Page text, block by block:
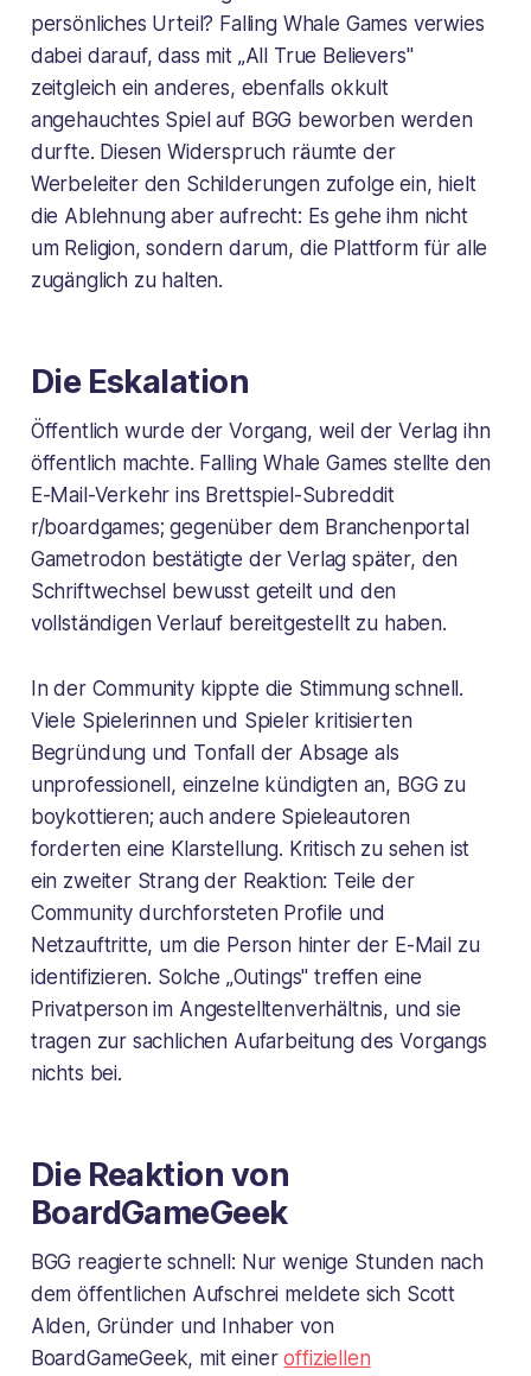
persönliches Urteil? Falling Whale Games verwies
dabei darauf, dass mit „All True Believers"
zeitgleich ein anderes, ebenfalls okkult
angehauchtes Spiel auf BGG beworben werden
durfte. Diesen Widerspruch räumte der
Werbeleiter den Schilderungen zufolge ein, hielt
die Ablehnung aber aufrecht: Es gehe ihm nicht
um Religion, sondern darum, die Plattform für alle
zugänglich zu halten.
Die Eskalation
Öffentlich wurde der Vorgang, weil der Verlag ihn
öffentlich machte. Falling Whale Games stellte den
E-Mail-Verkehr ins Brettspiel-Subreddit
r/boardgames; gegenüber dem Branchenportal
Gametrodon bestätigte der Verlag später, den
Schriftwechsel bewusst geteilt und den
vollständigen Verlauf bereitgestellt zu haben.
In der Community kippte die Stimmung schnell.
Viele Spielerinnen und Spieler kritisierten
Begründung und Tonfall der Absage als
unprofessionell, einzelne kündigten an, BGG zu
boykottieren; auch andere Spieleautoren
forderten eine Klarstellung. Kritisch zu sehen ist
ein zweiter Strang der Reaktion: Teile der
Community durchforsteten Profile und
Netzauftritte, um die Person hinter der E-Mail zu
identifizieren. Solche „Outings" treffen eine
Privatperson im Angestelltenverhältnis, und sie
tragen zur sachlichen Aufarbeitung des Vorgangs
nichts bei.
Die Reaktion von
BoardGameGeek
BGG reagierte schnell: Nur wenige Stunden nach
dem öffentlichen Aufschrei meldete sich Scott
Alden, Gründer und Inhaber von
BoardGameGeek, mit eineroffiziellen